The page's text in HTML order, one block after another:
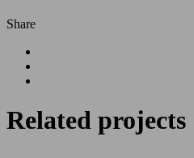
Share
Related projects